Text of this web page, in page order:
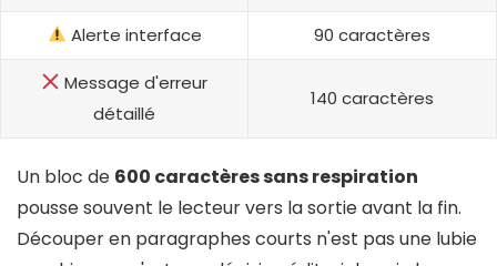
Alerte interface 90 caractères
Message d'erreur
détaillé
140 caractères
Un bloc de 600 caractères sans respiration
pousse souvent le lecteur vers la sortie avant la fin.
Découper en paragraphes courts n'est pas une lubie